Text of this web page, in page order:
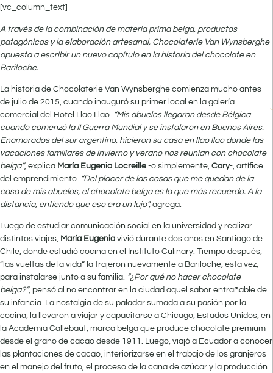
[vc_column_text]
A través de la combinación de materia prima belga, productos
patagónicos y la elaboración artesanal, Chocolaterie Van Wynsberghe
apuesta a escribir un nuevo capítulo en la historia del chocolate en
Bariloche.
La historia de Chocolaterie Van Wynsberghe comienza mucho antes
de julio de 2015, cuando inauguró su primer local en la galería
comercial del Hotel Llao Llao. “Mis abuelos llegaron desde Bélgica
cuando comenzó la II Guerra Mundial y se instalaron en Buenos Aires.
Enamorados del sur argentino, hicieron su casa en llao llao donde las
vacaciones familiares de invierno y verano nos reunían con chocolate
belga”, explica María Eugenia Locreille -o simplemente, Cory-, artífice
del emprendimiento. “Del placer de las cosas que me quedan de la
casa de mis abuelos, el chocolate belga es la que más recuerdo. A la
distancia, entiendo que eso era un lujo”,agrega.
Luego de estudiar comunicación social en la universidad y realizar
distintos viajes, María Eugenia vivió durante dos años en Santiago de
Chile, donde estudió cocina en el Instituto Culinary. Tiempo después,
“las vueltas de la vida” la trajeron nuevamente a Bariloche, esta vez,
para instalarse junto a su familia. “¿Por qué no hacer chocolate
belga?”, pensó al no encontrar en la ciudad aquel sabor entrañable de
su infancia. La nostalgia de su paladar sumada a su pasión por la
cocina, la llevaron a viajar y capacitarse a Chicago, Estados Unidos, en
la Academia Callebaut, marca belga que produce chocolate premium
desde el grano de cacao desde 1911. Luego, viajó a Ecuador a conocer
las plantaciones de cacao, interiorizarse en el trabajo de los granjeros
en el manejo del fruto, el proceso de la caña de azúcar y la producción